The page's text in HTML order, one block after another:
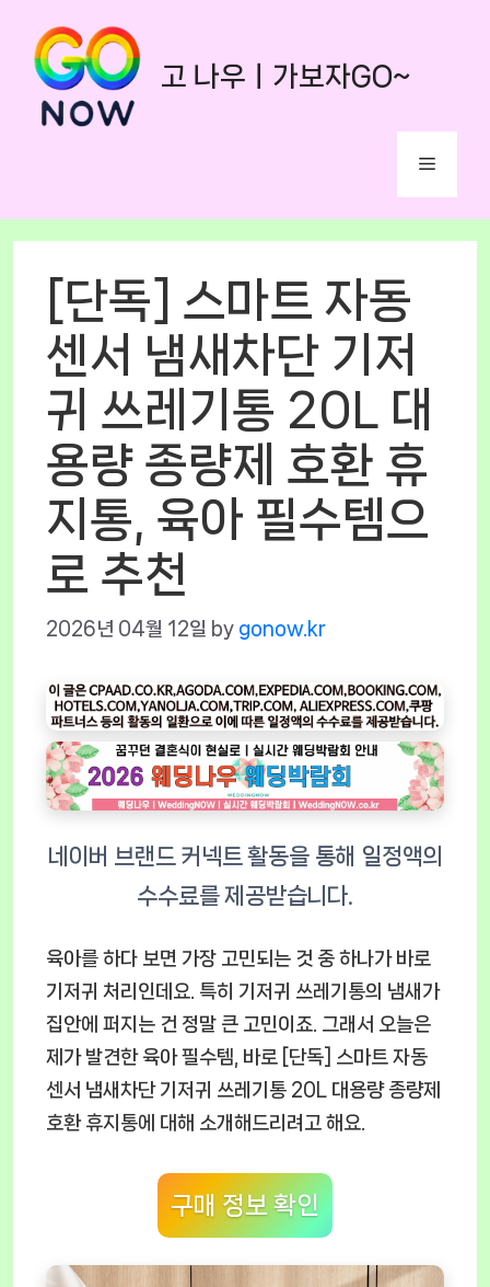
content
고 나우ㅣ가보자GO~
Menu
[단독] 스마트 자동
센서 냄새차단 기저
귀 쓰레기통 20L 대
용량 종량제 호환 휴
지통, 육아 필수템으
로 추천
2026년 04월 12일 by gonow.kr
육아를 하다 보면 가장 고민되는 것 중 하나가 바로
기저귀 처리인데요. 특히 기저귀 쓰레기통의 냄새가
집안에 퍼지는 건 정말 큰 고민이죠. 그래서 오늘은
제가 발견한 육아 필수템, 바로
[단독] 스마트 자동
센서 냄새차단 기저귀 쓰레기통 20L 대용량 종량제
호환 휴지통에 대해 소개해드리려고 해요.
구매 정보 확인